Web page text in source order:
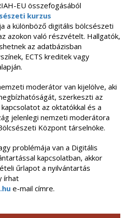
EU összefogásából
kurzus
a különböző digitális bölcsészeti
azokon való részvételt. Hallgatók,
az adatbázisban
ECTS kreditek vagy
moderátor van kijelölve, aki
szerkeszti az
az oktatókkal és a
jelenlegi nemzeti moderátora
Központ társelnöke.
problémája van a Digitális
kapcsolatban, akkor
űrlapot a nyilvántartás
írhat
e-mail címre.